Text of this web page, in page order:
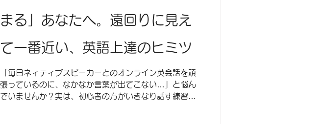
まる」あなたへ。遠回りに見え
て一番近い、英語上達のヒミツ
「毎日ネィティブスピーカーとのオンライン英会話を頑
張っているのに、なかなか言葉が出てこない…」と悩ん
でいませんか？実は、初心者の方がいきなり話す練習ば